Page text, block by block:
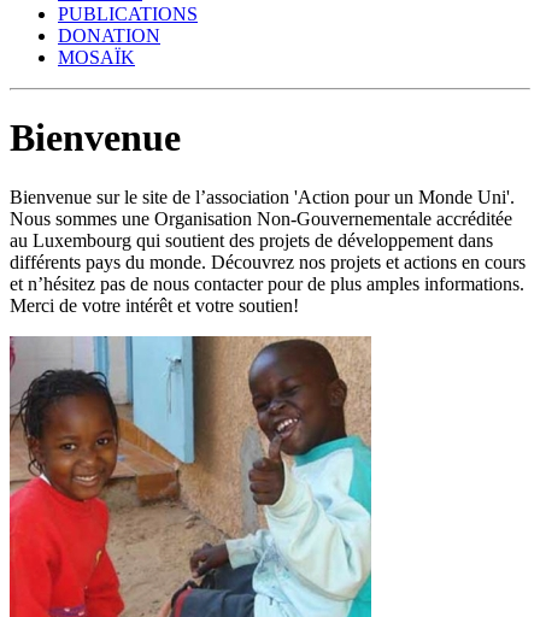
PUBLICATIONS
DONATION
MOSAÏK
Bienvenue
Bienvenue sur le site de l’association 'Action pour un Monde Uni'.
Nous sommes une Organisation Non-Gouvernementale accréditée
au Luxembourg qui soutient des projets de développement dans
différents pays du monde. Découvrez nos projets et actions en cours
et n’hésitez pas de nous contacter pour de plus amples informations.
Merci de votre intérêt et votre soutien!